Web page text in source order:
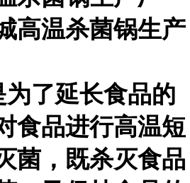
高温杀菌锅生产
了延长食品的
食品进行高温短
菌，既杀灭食品